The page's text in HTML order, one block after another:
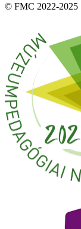
© FMC 2022-2025